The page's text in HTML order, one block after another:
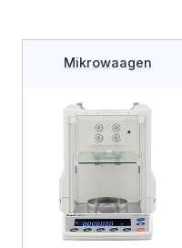
Mikrowaagen